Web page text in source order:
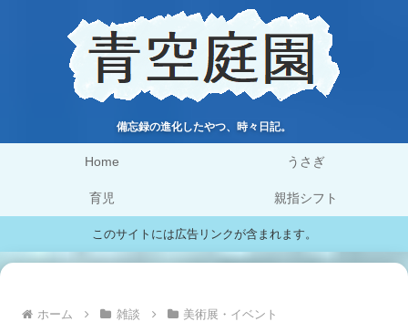
備忘録の進化したやつ、時々日記。
Home うさぎ
育児 親指シフト
このサイトには広告リンクが含まれます。
ホーム 雑談 美術展・イベント